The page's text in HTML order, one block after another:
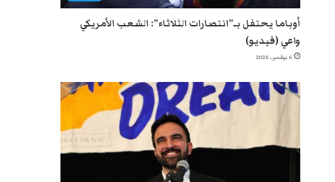
أوباما يحتفل بـ”انتصارات الثلاثاء”: الشعب الأمريكي
واعي (فيديو)
6 نوفمبر، 2025